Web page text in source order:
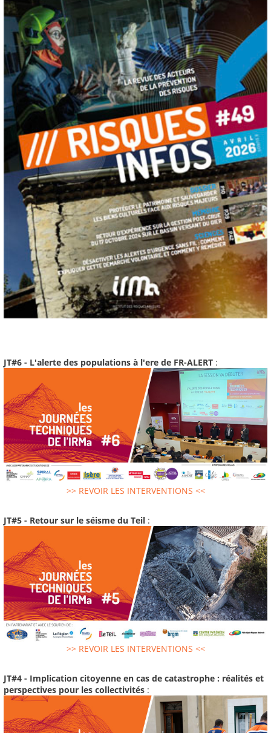
JT#6 - L'alerte des populations à l'ere de FR-ALERT :
>> REVOIR LES INTERVENTIONS <<
JT#5 - Retour sur le séisme du Teil :
>> REVOIR LES INTERVENTIONS <<
JT#4 - Implication citoyenne en cas de catastrophe : réalités et
perspectives pour les collectivités :